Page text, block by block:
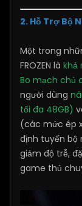
2. Hỗ Trợ Bộ
Một trong
FROZEN là khả
Bo mạch chủ
người dùng
tối đa 48GB)
(các mức ép
định tuyến bộ
giảm độ trễ,
game thủ